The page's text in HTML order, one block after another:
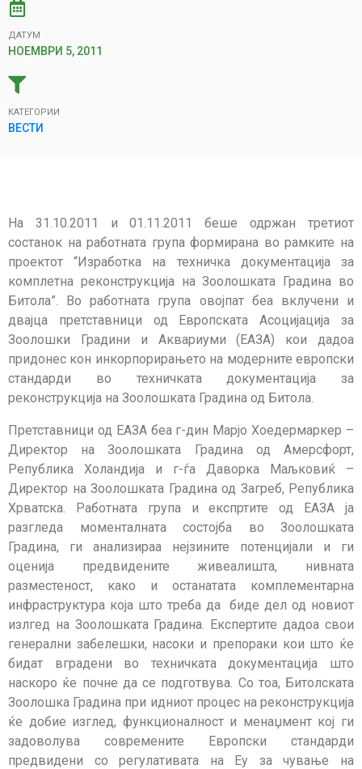
ДАТУМ
НОЕМВРИ 5, 2011
КАТЕГОРИИ
ВЕСТИ
На 31.10.2011 и 01.11.2011 беше одржан третиот
состанок на работната група формирана во рамките на
проектот “Изработка на техничка документација за
комплетна реконструкција на Зоолошката Градина во
Битола”. Во работната група овојпат беа вклучени и
двајца претставници од Европската Асоцијација за
Зоолошки Градини и Аквариуми (ЕАЗА) кои дадоа
придонес кон инкорпорирањето на модерните европски
стандарди во техничката документација за
реконструкција на Зоолошката Градина од Битола.
Претставници од ЕАЗА беа г-дин Марјо Хоедермаркер –
Директор на Зоолошката Градина од Амерсфорт,
Република Холандија и г-ѓа Даворка Маљковиќ –
Директор на Зоолошката Градина од Загреб, Република
Хрватска. Работната група и експртите од ЕАЗА ја
разгледа моменталната состојба во Зоолошката
Градина, ги анализираа нејзините потенцијали и ги
оценија предвидените живеалишта, нивната
разместеност, како и останатата комплементарна
инфраструктура која што треба да биде дел од новиот
излгед на Зоолошката Градина. Експертите дадоа свои
генерални забелешки, насоки и препораки кои што ќе
бидат вградени во техничката документација што
наскоро ќе почне да се подготвува. Со тоа, Битолската
Зоолошка Градина при идниот процес на реконструкција
ќе добие изглед, функционалност и менаџмент кој ги
задоволува современите Европски стандарди
предвидени со регулативата на Еу за чување на